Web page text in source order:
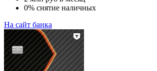
0% снятие наличных
На сайт банка